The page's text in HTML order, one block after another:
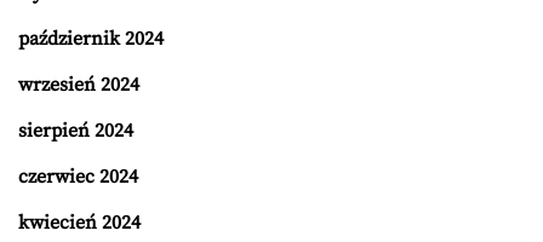
październik 2024
wrzesień 2024
sierpień 2024
czerwiec 2024
kwiecień 2024